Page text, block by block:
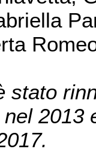
stato
2013